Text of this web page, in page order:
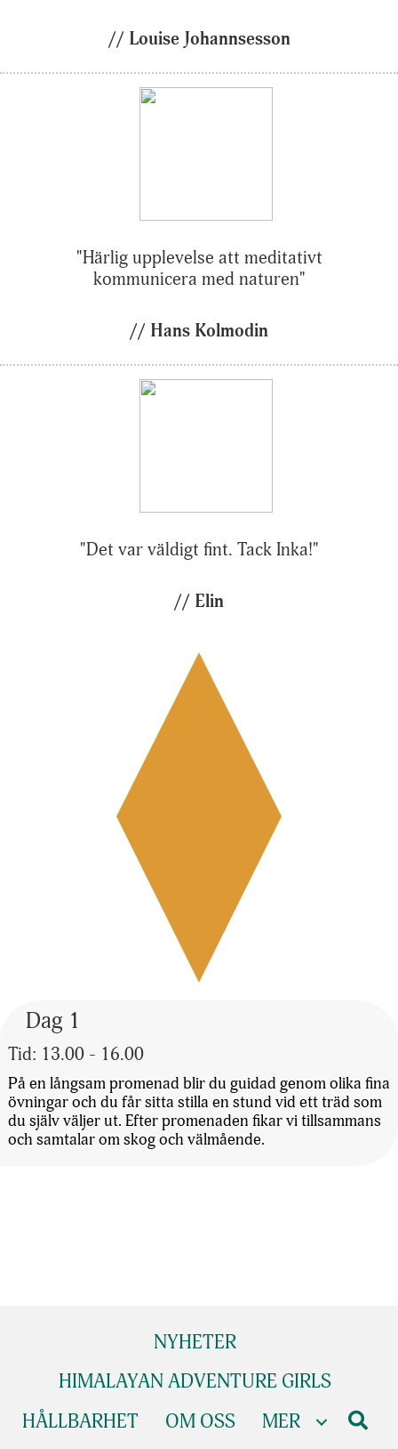
// Louise Johannsesson
"Härlig upplevelse att meditativt
kommunicera med naturen"
// Hans Kolmodin
"Det var väldigt fint. Tack Inka!"
// Elin
Dag 1
Tid: 13.00 - 16.00
På en långsam promenad blir du guidad genom olika fina
övningar och du får sitta stilla en stund vid ett träd som
du själv väljer ut. Efter promenaden fikar vi tillsammans
och samtalar om skog och välmående.
NYHETER
HIMALAYAN ADVENTURE GIRLS
HÅLLBARHET
OM OSS MER